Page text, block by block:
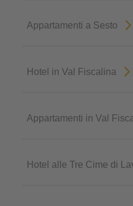
Appartamenti a Sesto
Hotel in Val Fiscalina
Appartamenti in Val
Hotel alle Tre Cime di